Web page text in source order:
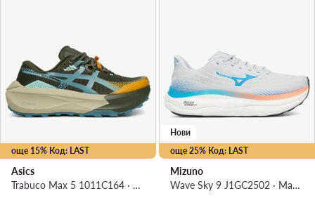
още 15% Код: LAST
Asics
Trabuco Max 5 1011C164 · Маратонки за бягане
още 25% Код: LAST
Нови
Mizuno
Wave Sky 9 J1GC2502 · Маратонки за бягане